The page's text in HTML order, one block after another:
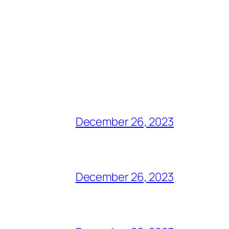
December 26, 2023
December 26, 2023